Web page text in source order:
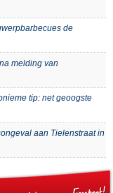
de
melding van
tip: net geoogste
aan Tielenstraat in